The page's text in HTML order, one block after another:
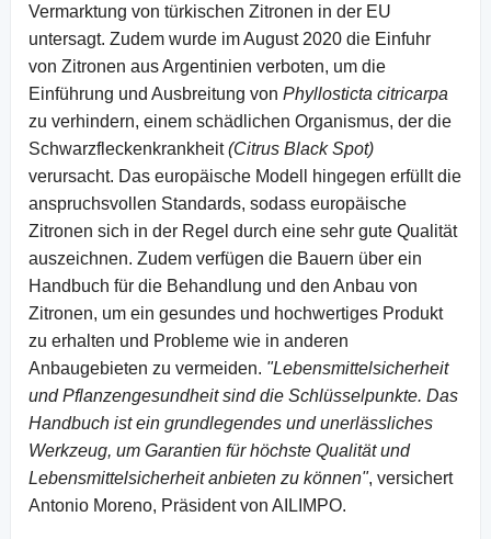
Vermarktung von türkischen Zitronen in der EU
untersagt. Zudem wurde im August 2020 die Einfuhr
von Zitronen aus Argentinien verboten, um die
Einführung und Ausbreitung von Phyllosticta citricarpa
zu verhindern, einem schädlichen Organismus, der die
Schwarzfleckenkrankheit(Citrus Black Spot)
verursacht. Das europäische Modell hingegen erfüllt die
anspruchsvollen Standards, sodass europäische
Zitronen sich in der Regel durch eine sehr gute Qualität
auszeichnen. Zudem verfügen die Bauern über ein
Handbuch für die Behandlung und den Anbau von
Zitronen, um ein gesundes und hochwertiges Produkt
zu erhalten und Probleme wie in anderen
Anbaugebieten zu vermeiden. "Lebensmittelsicherheit
und Pflanzengesundheit sind die Schlüsselpunkte. Das
Handbuch ist ein grundlegendes und unerlässliches
Werkzeug, um Garantien für höchste Qualität und
Lebensmittelsicherheit anbieten zu können", versichert
Antonio Moreno, Präsident von AILIMPO.